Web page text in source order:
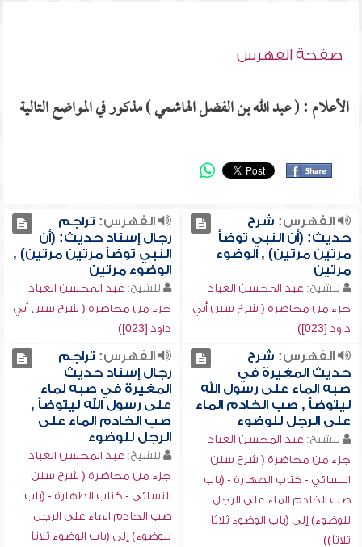
صفحة الفهرس
الأعلام : ( عبد الله بن الفضل الهاشمي ) مذكور في المواضع التالية
الفهرس: شرح
حديث: (أن النبي توضأ
مرتين مرتين) , الوضوء
مرتين
للشيخ: عبد المحسن العباد
جزء من محاضرة ( شرح سنن أبي
داود [023])
الفهرس: تراجم
رجال إسناد حديث: (أن
النبي توضأ مرتين مرتين) ,
الوضوء مرتين
للشيخ: عبد المحسن العباد
جزء من محاضرة ( شرح سنن أبي
داود [023])
الفهرس: شرح
حديث المغيرة في
صبه الماء على رسول الله
ليتوضأ , صب الخادم الماء
على الرجل للوضوء
للشيخ: عبد المحسن العباد
جزء من محاضرة ( شرح سنن
النسائي - كتاب الطهارة - (باب
صب الخادم الماء على الرجل
للوضوء) إلى (باب الوضوء ثلاثاً
ثلاثاً))
الفهرس: تراجم
رجال إسناد حديث
المغيرة في صبه لماء
على رسول الله ليتوضأ ,
صب الخادم الماء على
الرجل للوضوء
للشيخ: عبد المحسن العباد
جزء من محاضرة ( شرح سنن
النسائي - كتاب الطهارة - (باب
صب الخادم الماء على الرجل
للوضوء) إلى (باب الوضوء ثلاثاً